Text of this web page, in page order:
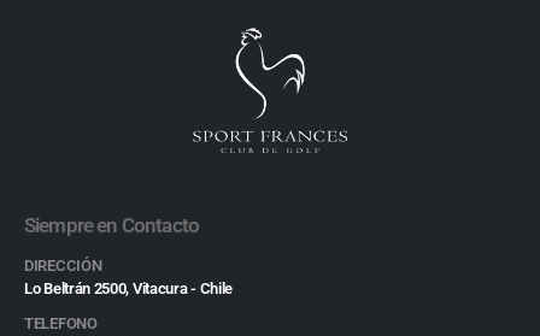
Siempre en Contacto
DIRECCIÓN
Lo Beltrán 2500, Vitacura - Chile
TELEFONO